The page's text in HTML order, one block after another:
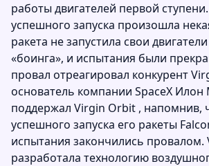
работы двигателей первой
успешного запуска произошла
ракета не запустила свои
«боинга», и испытания были
провал отреагировал конкурент
основатель компании SpaceX
поддержал Virgin Orbit , напомнив,
успешного запуска его ракеты
испытания закончились
разработала технологию